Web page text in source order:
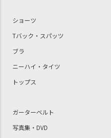
ショーツ
Tバック・スパッツ
ブラ
ニーハイ・タイツ
トップス
ガーターベルト
写真集・DVD